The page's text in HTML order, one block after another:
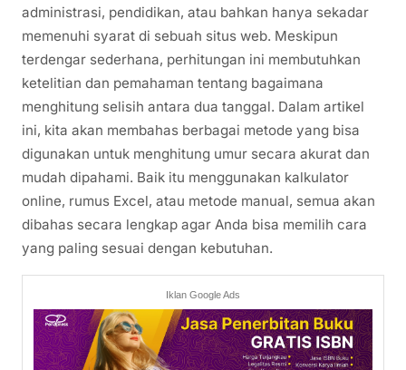
administrasi, pendidikan, atau bahkan hanya sekadar
memenuhi syarat di sebuah situs web. Meskipun
terdengar sederhana, perhitungan ini membutuhkan
ketelitian dan pemahaman tentang bagaimana
menghitung selisih antara dua tanggal. Dalam artikel
ini, kita akan membahas berbagai metode yang bisa
digunakan untuk menghitung umur secara akurat dan
mudah dipahami. Baik itu menggunakan kalkulator
online, rumus Excel, atau metode manual, semua akan
dibahas secara lengkap agar Anda bisa memilih cara
yang paling sesuai dengan kebutuhan.
Iklan Google Ads